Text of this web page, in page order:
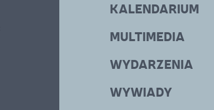
KALENDARIUM
MULTIMEDIA
WYDARZENIA
WYWIADY